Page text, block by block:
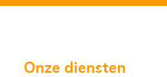
Onze diensten